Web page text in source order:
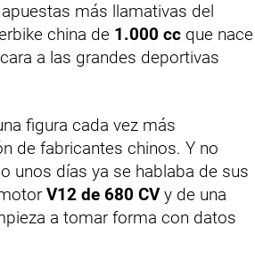
más llamativas del
china de 1.000 cc que nace
a las grandes deportivas
figura cada vez más
de fabricantes chinos. Y no
unos días ya se hablaba de sus
V12 de 680 CVy de una
a tomar forma con datos